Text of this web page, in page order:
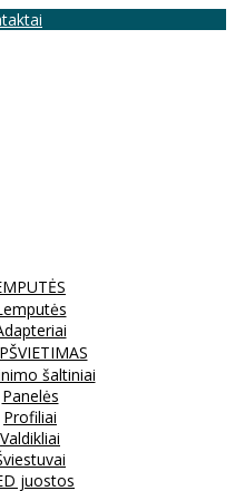
šaltiniai
Panelės
Profiliai
Valdikliai
juostos